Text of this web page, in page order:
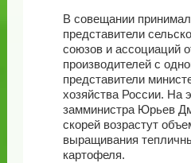
В совещании
представители
союзов и ассоциаций
производителей с
представители
хозяйства России. На
замминистра Юрьев
скорей возрастут
выращивания
картофеля.